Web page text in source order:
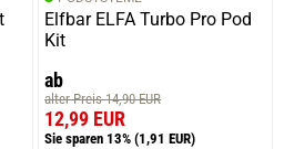
Elfbar ELFA Turbo Pro Pod
Kit
ab
alter Preis 14,90 EUR
12,99 EUR
Sie sparen 13% (1,91 EUR)